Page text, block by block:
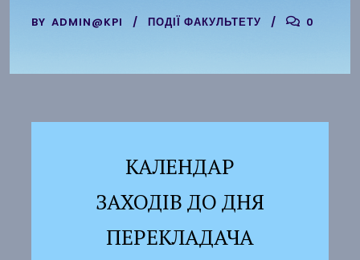
BY ADMIN@KPI ПОДІЇ ФАКУЛЬТЕТУ 0
КАЛЕНДАР
ЗАХОДІВ ДО ДНЯ
ПЕРЕКЛАДАЧА